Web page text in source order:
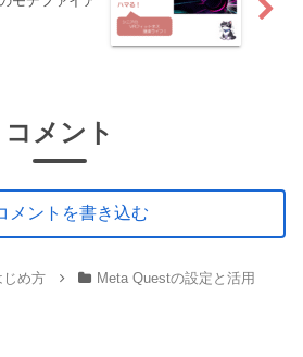
コメント
メントを書き込む
め方 Meta Questの設定と活用